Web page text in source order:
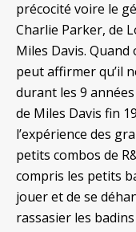
précocité voire le
Charlie Parker, de
Miles Davis.
peut affirmer qu’il
durant les 9
de Miles Davis fin
l’expérience des
petits combos de
compris les petits
jouer et de se
rassasier les